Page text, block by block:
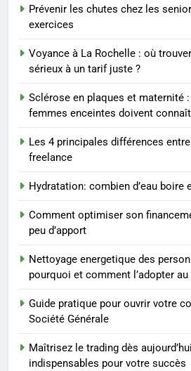
reviennent
2
entreprise
ENTREPRISE
3
substituts de
conseils
BIEN ÊTRE
Postures de
rapidement
BIEN ÊTRE
5
Infection
Prévenir les chutes chez les
exercices
Voyance à La Rochelle : où
sérieux à un tarif juste ?
Sclérose en plaques et maternité
femmes enceintes doivent
Les 4 principales différences
freelance
Hydratation: combien d’eau boire
Comment optimiser son
peu d’apport
Nettoyage energetique des
pourquoi et comment l’adopter
Guide pratique pour ouvrir votre
Société Générale
Maîtrisez le trading dès
indispensables pour votre succès